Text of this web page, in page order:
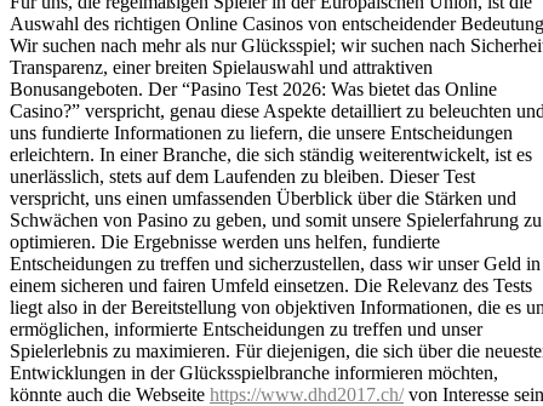
Auswahl des richtigen Online Casinos von entscheidender
Wir suchen nach mehr als nur Glücksspiel; wir suchen nach
Transparenz, einer breiten Spielauswahl und attraktiven
Bonusangeboten. Der “Pasino Test 2026: Was bietet das Online
Casino?” verspricht, genau diese Aspekte detailliert zu beleuchten
uns fundierte Informationen zu liefern, die unsere Entscheidungen
erleichtern. In einer Branche, die sich ständig weiterentwickelt, ist es
unerlässlich, stets auf dem Laufenden zu bleiben. Dieser Test
verspricht, uns einen umfassenden Überblick über die Stärken und
Schwächen von Pasino zu geben, und somit unsere Spielerfahrung zu
optimieren. Die Ergebnisse werden uns helfen, fundierte
Entscheidungen zu treffen und sicherzustellen, dass wir unser Geld in
einem sicheren und fairen Umfeld einsetzen. Die Relevanz des Tests
liegt also in der Bereitstellung von objektiven Informationen, die es
ermöglichen, informierte Entscheidungen zu treffen und unser
Spielerlebnis zu maximieren. Für diejenigen, die sich über die
Entwicklungen in der Glücksspielbranche informieren möchten,
könnte auch die Webseite https://www.dhd2017.ch/von Interesse